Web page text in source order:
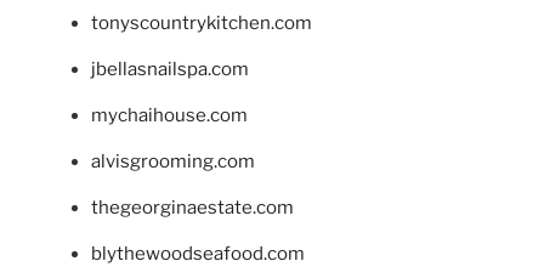
tonyscountrykitchen.com
jbellasnailspa.com
mychaihouse.com
alvisgrooming.com
thegeorginaestate.com
blythewoodseafood.com